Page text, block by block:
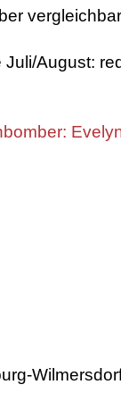
August: